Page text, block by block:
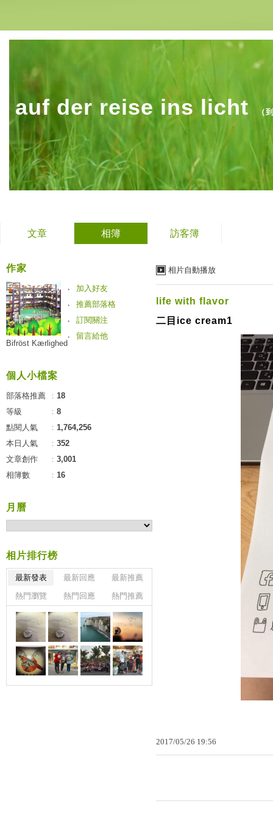
auf der reise ins licht （
文章 相簿 訪客簿
相片自動播放
life with flavor
二目ice cream1
2017/05/26 19:56
作家
加入好友
推薦部落格
訂閱關注
留言給他
Bifröst Kærlighed
個人小檔案
部落格推薦 ： 18
等級
： 8
點閱人氣
： 1,764,256
本日人氣
： 352
文章創作
： 3,001
相簿數
： 16
月曆
相片排行榜
最新發表 最新回應
最新推薦
熱門瀏覽
熱門回應 熱門推薦